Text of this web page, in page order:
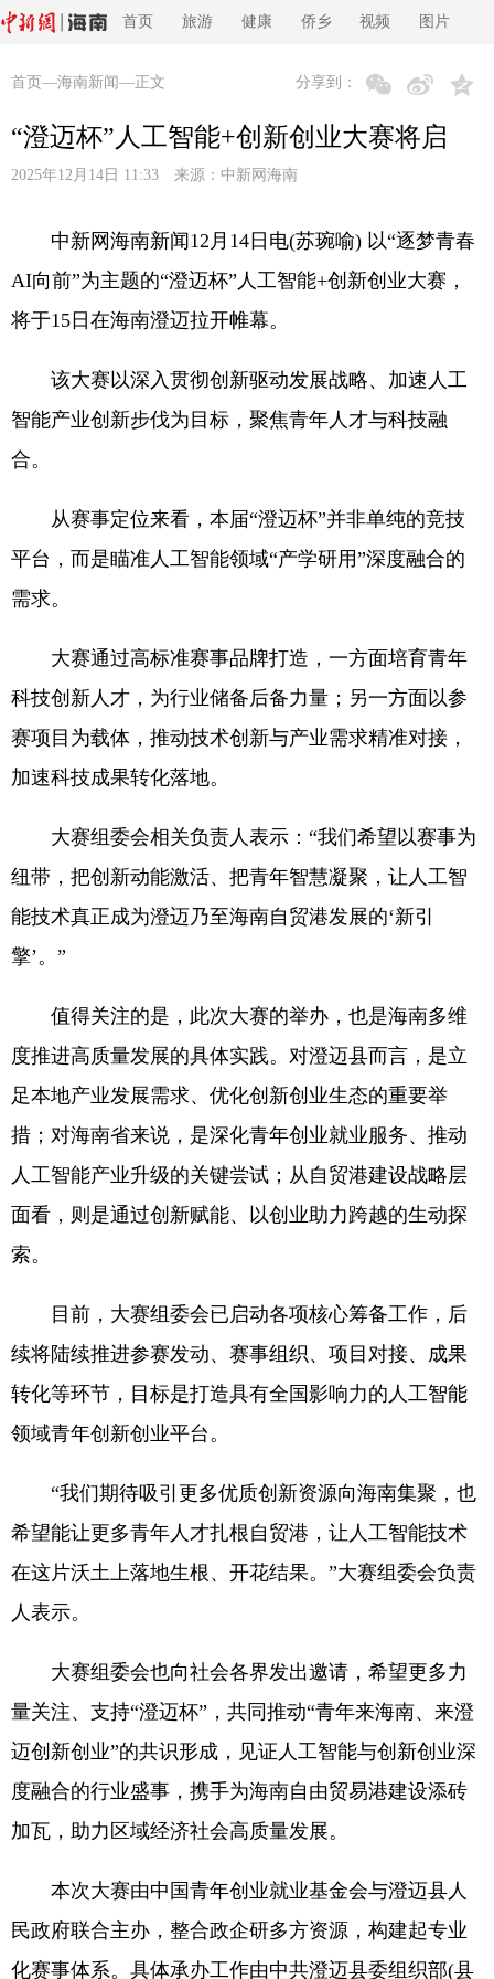
首页 旅游 健康 侨乡 视频 图片
首页 —海南新闻—正文 分享到：
“澄迈杯”人工智能+创新创业大赛将启
2025年12月14日 11:33 来源： 中新网海南
中新网海南新闻12月14日电(苏琬喻) 以“逐梦青春
AI向前”为主题的“澄迈杯”人工智能+创新创业大赛，
将于15日在海南澄迈拉开帷幕。
该大赛以深入贯彻创新驱动发展战略、加速人工
智能产业创新步伐为目标，聚焦青年人才与科技融
合。
从赛事定位来看，本届“澄迈杯”并非单纯的竞技
平台，而是瞄准人工智能领域“产学研用”深度融合的
需求。
大赛通过高标准赛事品牌打造，一方面培育青年
科技创新人才，为行业储备后备力量；另一方面以参
赛项目为载体，推动技术创新与产业需求精准对接，
加速科技成果转化落地。
大赛组委会相关负责人表示：“我们希望以赛事为
纽带，把创新动能激活、把青年智慧凝聚，让人工智
能技术真正成为澄迈乃至海南自贸港发展的‘新引
擎’。”
值得关注的是，此次大赛的举办，也是海南多维
度推进高质量发展的具体实践。对澄迈县而言，是立
足本地产业发展需求、优化创新创业生态的重要举
措；对海南省来说，是深化青年创业就业服务、推动
人工智能产业升级的关键尝试；从自贸港建设战略层
面看，则是通过创新赋能、以创业助力跨越的生动探
索。
目前，大赛组委会已启动各项核心筹备工作，后
续将陆续推进参赛发动、赛事组织、项目对接、成果
转化等环节，目标是打造具有全国影响力的人工智能
领域青年创新创业平台。
“我们期待吸引更多优质创新资源向海南集聚，也
希望能让更多青年人才扎根自贸港，让人工智能技术
在这片沃土上落地生根、开花结果。”大赛组委会负责
人表示。
大赛组委会也向社会各界发出邀请，希望更多力
量关注、支持“澄迈杯”，共同推动“青年来海南、来澄
迈创新创业”的共识形成，见证人工智能与创新创业深
度融合的行业盛事，携手为海南自由贸易港建设添砖
加瓦，助力区域经济社会高质量发展。
本次大赛由中国青年创业就业基金会与澄迈县人
民政府联合主办，整合政企研多方资源，构建起专业
化赛事体系。具体承办工作由中共澄迈县委组织部(县